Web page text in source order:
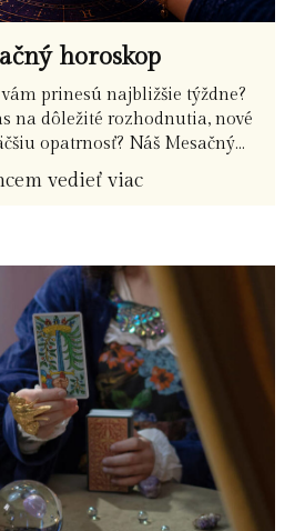
horoskop
vám prinesú najbližšie týždne?
na dôležité rozhodnutia, nové
opatrnosť? Náš Mesačný...
vedieť viac